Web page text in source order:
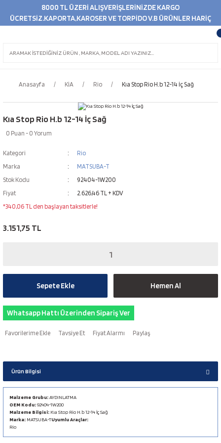
8000 TL ÜZERİ ALIŞVERİŞLERİNİZDE KARGO
ÜCRETSİZ.KAPORTA,KAROSER VE TORPİDO V.B ÜRÜNLER HARİÇ
Anasayfa KİA Rio Kıa Stop Rio H.b 12-14 İç Sağ
Kıa Stop Rio H.b 12-14 İç Sağ
0 Puan - 0 Yorum
Kategori
Rio
Marka
MATSUBA-T
Stok Kodu
92404-1W200
Fiyat
2.626,46 TL + KDV
*340,06 TL den başlayan taksitlerle!
3.151,75 TL
Sepete Ekle Hemen Al
Whatsapp Hattı Üzerinden Sipariş Ver
Tavsiye Et Fiyat Alarmı Paylaş
Ürün Bilgisi
Malzeme Grubu:AYDINLATMA
OEM Kodu:92404-1W200
Malzeme Bilgisi: Kıa Stop Rio H.b 12-14 İç Sağ
Marka: MATSUBA-TUyumlu Araçlar:
Rio